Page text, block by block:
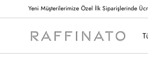
atla
Yeni Müşterilerimize Özel İlk Siparişlerinde